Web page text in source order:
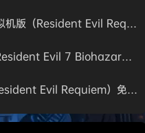
生化危机9：安魂曲-虚拟机版（Resident Evil Requiem HYPERVISOR）免安装中文版
《生化危机7：黄金版/Resident Evil 7 Biohazard》免安装中文版
生化危机9：安魂曲（Resident Evil Requiem）免安装中文版